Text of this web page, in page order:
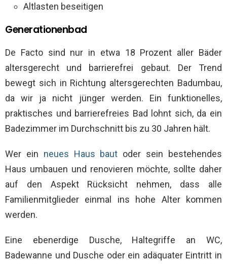
Altlasten beseitigen
Generationenbad
De Facto sind nur in etwa 18 Prozent aller Bäder
altersgerecht und barrierefrei gebaut. Der Trend
bewegt sich in Richtung altersgerechten Badumbau,
da wir ja nicht jünger werden. Ein funktionelles,
praktisches und barrierefreies Bad lohnt sich, da ein
Badezimmer im Durchschnitt bis zu 30 Jahren hält.
Wer ein neues Haus baut oder sein bestehendes
Haus umbauen und renovieren möchte, sollte daher
auf den Aspekt Rücksicht nehmen, dass alle
Familienmitglieder einmal ins hohe Alter kommen
werden.
Eine ebenerdige Dusche, Haltegriffe an WC,
Badewanne und Dusche oder ein adäquater Eintritt in